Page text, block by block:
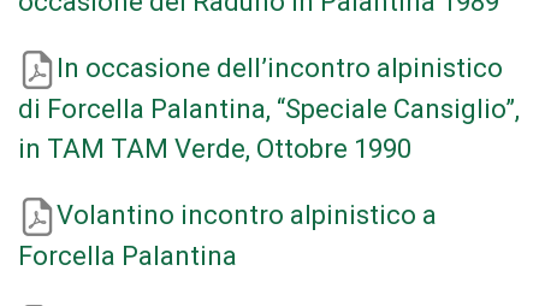
In occasione dell’incontro alpinistico
di Forcella Palantina, “Speciale Cansiglio”,
in TAM TAM Verde, Ottobre 1990
Volantino incontro alpinistico a
Forcella Palantina